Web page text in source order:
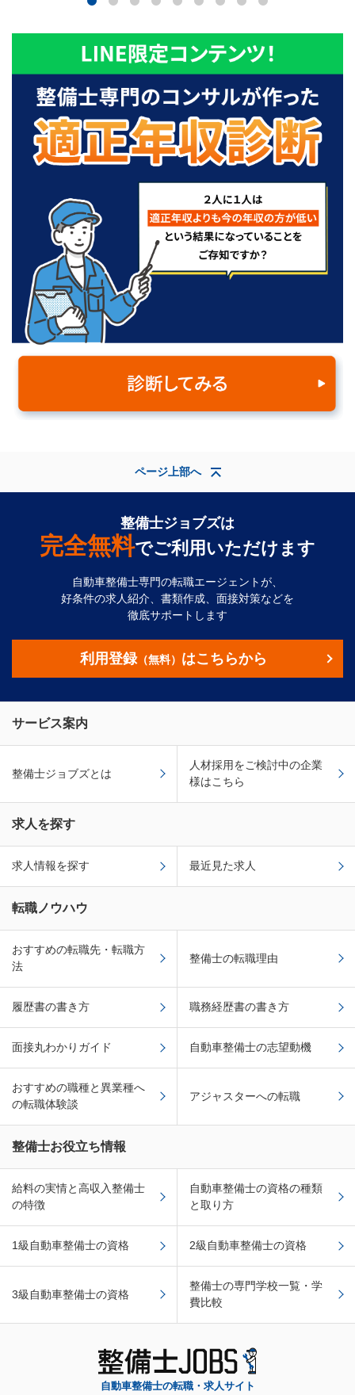
ページ上部へ
整備士ジョブズは
完全無料でご利用いただけます
自動車整備士専門の転職エージェントが、
好条件の求人紹介、書類作成、面接対策などを
徹底サポートします
利用登録（無料） はこちらから
サービス案内
整備士ジョブズとは
人材採用をご検討中の企業
様はこちら
求人を探す
求人情報を探す 最近見た求人
転職ノウハウ
おすすめの転職先・転職方
法
整備士の転職理由
履歴書の書き方 職務経歴書の書き方
面接丸わかりガイド 自動車整備士の志望動機
おすすめの職種と異業種へ
の転職体験談
アジャスターへの転職
整備士お役立ち情報
給料の実情と高収入整備士
の特徴
自動車整備士の資格の種類
と取り方
1級自動車整備士の資格 2級自動車整備士の資格
3級自動車整備士の資格
整備士の専門学校一覧・学
費比較
自動車整備士の転職・求人サイト